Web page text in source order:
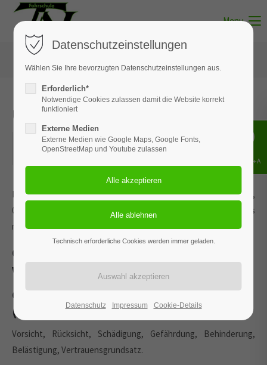
Menu
Unterricht - Thema 03
28.05.2025
Dieses Ereignis wird an den Terminen 27.01.2026, 02.03.2026,
01.04.2026, 06.05.2026 und 2 weiteren Terminen wiederholt. Das
nächste Ereignis findet statt am05.05.2022. bis zum 14.07.2026.
Grundregeln, Verkehrszeichen und
Verkehrseinrichtungen
Grundregel § 1 Straßenverkehrs-Ordnung
(StVO)
Vorsicht, Rücksicht, Schädigung, Gefährdung, Behinderung,
Belästigung, Vertrauensgrundsatz.
Datenschutzeinstellungen
Wählen Sie Ihre bevorzugten Datenschutzeinstellungen aus.
Erforderlich*
Notwendige Cookies zulassen damit die Website korrekt
funktioniert
Externe Medien
Externe Medien wie Google Maps, Google Fonts,
OpenStreetMap und Youtube zulassen
Technisch erforderliche Cookies werden immer geladen.
Datenschutz Impressum Cookie-Details
Shift+Alt+A